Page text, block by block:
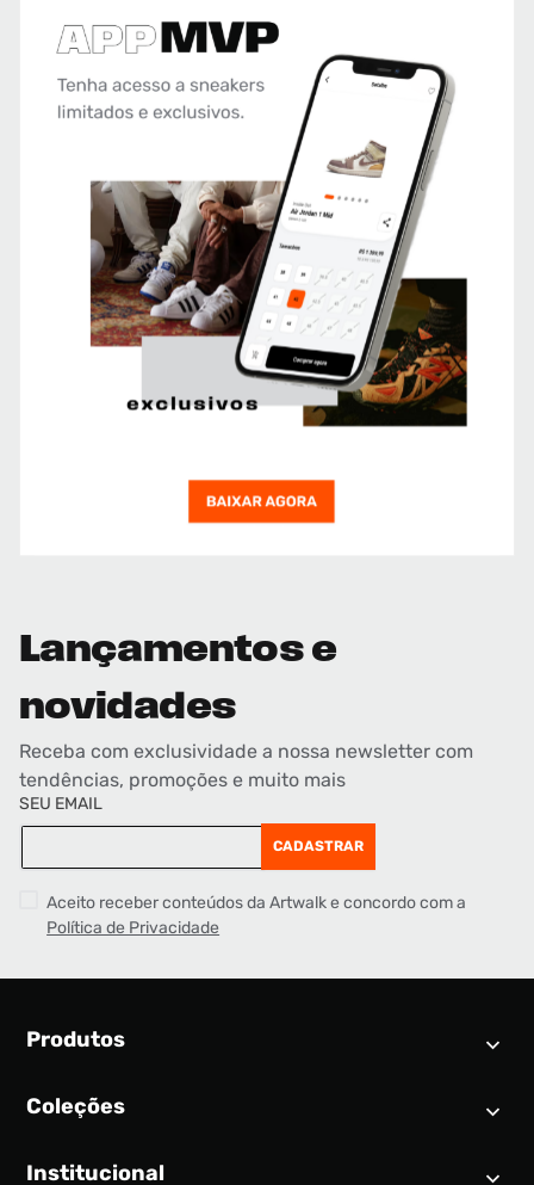
Lançamentos e
novidades
Receba com exclusividade a nossa newsletter com
tendências, promoções e muito mais
SEU EMAIL
CADASTRAR
Aceito receber conteúdos da Artwalk e concordo com a
Política de Privacidade
Produtos
Calendário SNEAKER
Tênis
Coleções
Air Jordan 1
Institucional